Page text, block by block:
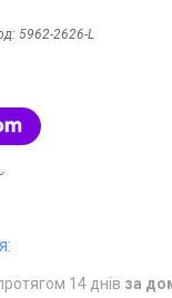
5962-2626-L
14 днів за